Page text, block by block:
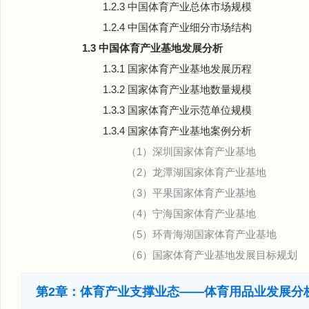
1.2.3 中国体育产业总体市场规模
1.2.4 中国体育产业细分市场结构
1.3 中国体育产业基地发展分析
1.3.1 国家体育产业基地发展历程
1.3.2 国家体育产业基地数量规模
1.3.3 国家体育产业示范单位规模
1.3.4 国家体育产业基地案例分析
（1）深圳国家体育产业基地
（2）龙潭湖国家体育产业基地
（3）平果国家体育产业基地
（4）宁海国家体育产业基地
（5）环青海湖国家体育产业基地
（6）国家体育产业基地发展目标规划
第2章：体育产业支撑业态——体育用品业发展分